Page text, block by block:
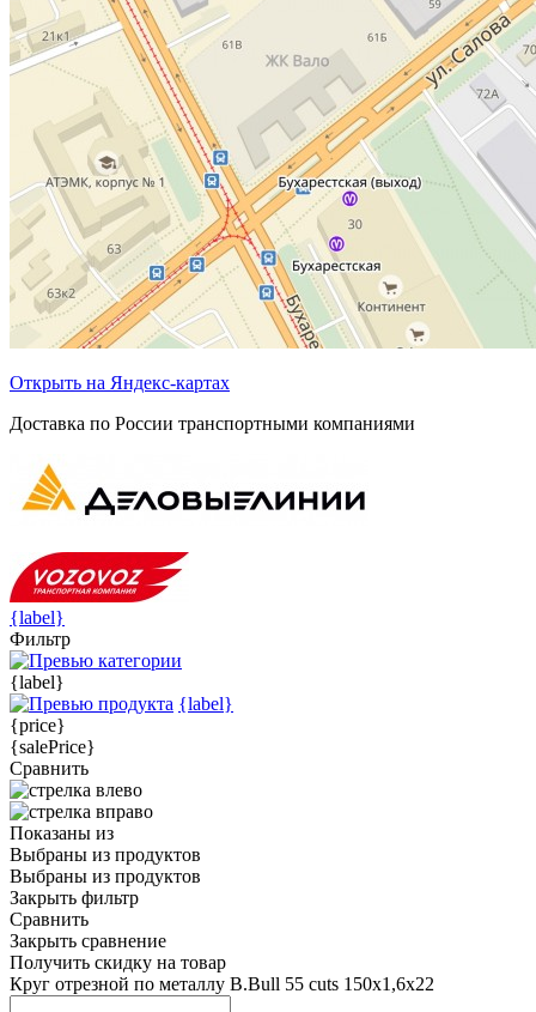
Открыть на Яндекс-картах
Доставка по России транспортными компаниями
{label}
Фильтр
{label}
{label}
{price}
{salePrice}
Сравнить
Показаны из
Выбраны из продуктов
Выбраны из продуктов
Закрыть фильтр
Сравнить
Закрыть сравнение
Получить скидку на товар
Круг отрезной по металлу B.Bull 55 cuts 150х1,6х22